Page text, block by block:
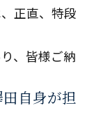
正直、特段
、皆様ご納
自身が担